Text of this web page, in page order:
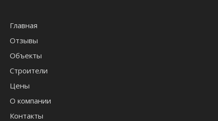
Главная
Отзывы
Объекты
Строители
Цены
О компании
Контакты